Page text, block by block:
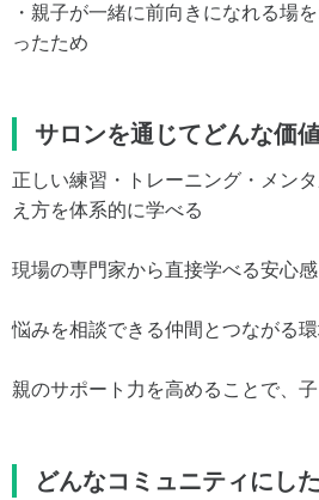
・親子が一緒に前向きになれる場
ったため
サロンを通じてどんな価
正しい練習・トレーニング・メン
え方を体系的に学べる
現場の専門家から直接学べる安心感
悩みを相談できる仲間とつながる
親のサポート力を高めることで、
どんなコミュニティにし